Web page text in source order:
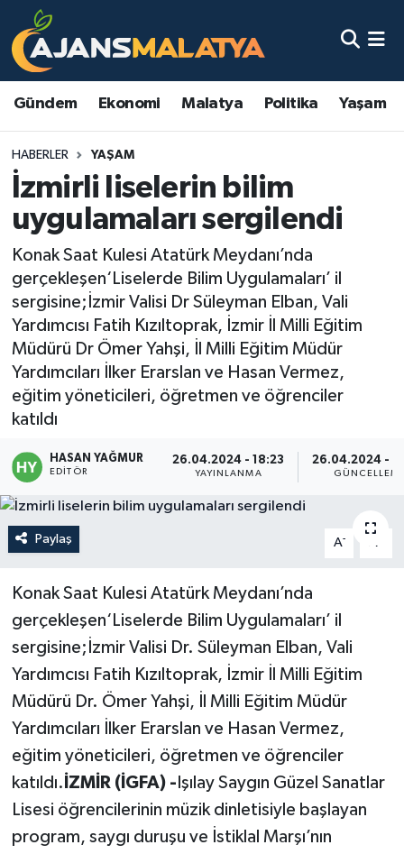
Gündem Ekonomi Malatya Politika Yaşam
HABERLER YAŞAM
İzmirli liselerin bilim
uygulamaları sergilendi
Konak Saat Kulesi Atatürk Meydanı’nda
gerçekleşen‘Liselerde Bilim Uygulamaları’ il
sergisine;İzmir Valisi Dr Süleyman Elban, Vali
Yardımcısı Fatih Kızıltoprak, İzmir İl Milli Eğitim
Müdürü Dr Ömer Yahşi, İl Milli Eğitim Müdür
Yardımcıları İlker Erarslan ve Hasan Vermez,
eğitim yöneticileri, öğretmen ve öğrenciler
katıldı
HASAN YAĞMUR
EDITÖR
26.04.2024 - 18:23
YAYINLANMA
26.04.2024 -
Paylaş A- A
Konak Saat Kulesi Atatürk Meydanı’nda
gerçekleşen‘Liselerde Bilim Uygulamaları’ il
sergisine;İzmir Valisi Dr. Süleyman Elban, Vali
Yardımcısı Fatih Kızıltoprak, İzmir İl Milli Eğitim
Müdürü Dr. Ömer Yahşi, İl Milli Eğitim Müdür
Yardımcıları İlker Erarslan ve Hasan Vermez,
eğitim yöneticileri, öğretmen ve öğrenciler
katıldı. İZMİR (İGFA) - Işılay Saygın Güzel Sanatlar
Lisesi öğrencilerinin müzik dinletisiyle başlayan
program, saygı duruşu ve İstiklal Marşı’nın
Asayiş
Eğitim
Ekonomi
Gündem
Kadın
Kültür & Sanat
Magazin
Spor
Yaşam
Malatya Nöbetçi Eczaneler
Malatya Namaz Vakitleri
Malatya Trafik Yoğunluk Haritası
TFF 3.Lig 2.Grup Puan Durumu ve Fikstür
Tüm Manşetler
Son Dakika Haberleri
Haber Arşivi